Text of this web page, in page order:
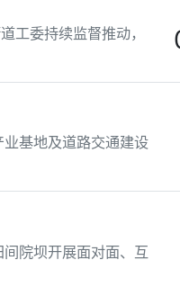
工委持续监督推动，
基地及道路交通建设
院坝开展面对面、互